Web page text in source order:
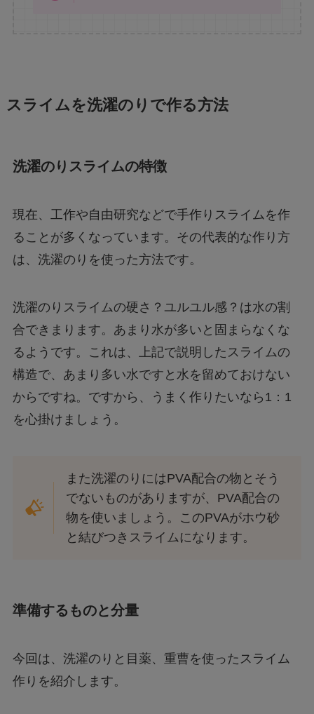
スライムを洗濯のりで作る方法
洗濯のりスライムの特徴
現在、工作や自由研究などで手作りスライムを作
ることが多くなっています。その代表的な作り方
は、洗濯のりを使った方法です。
洗濯のりスライムの硬さ？ユルユル感？は水の割
合できまります。あまり水が多いと固まらなくな
るようです。これは、上記で説明したスライムの
構造で、あまり多い水ですと水を留めておけない
からですね。ですから、うまく作りたいなら1：1
を心掛けましょう。
また洗濯のりにはPVA配合の物とそう
でないものがありますが、PVA配合の
物を使いましょう。このPVAがホウ砂
と結びつきスライムになります。
準備するものと分量
今回は、洗濯のりと目薬、重曹を使ったスライム
作りを紹介します。